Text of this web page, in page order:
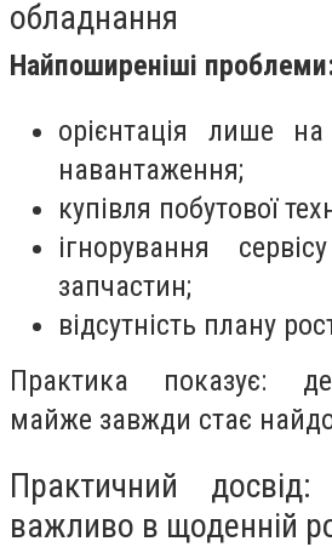
обладнання
Найпоширеніші
орієнтація лише
навантаження;
купівля побутової
ігнорування
запчастин;
відсутність плану
Практика показує:
майже завжди стає
Практичний
важливо в щоденній